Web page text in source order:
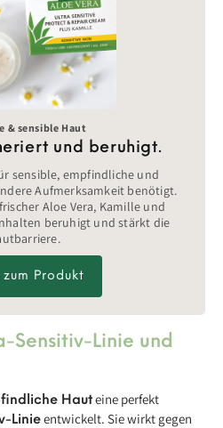
& sensible Haut
und beruhigt.
sensible, empfindliche und
Aufmerksamkeit benötigt.
Aloe Vera, Kamille und
beruhigt und stärkt die
Produkt
Sensitiv-Linie und
Hauteine perfekt
Linieentwickelt. Sie wirkt gegen